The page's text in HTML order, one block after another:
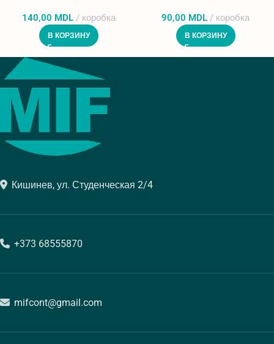
140,00 MDL коробка
В КОРЗИНУ
90,00 MDL коробка
В КОРЗИНУ
Кишинев, ул. Студенческая 2/4
+373 68555870
mifcont@gmail.com